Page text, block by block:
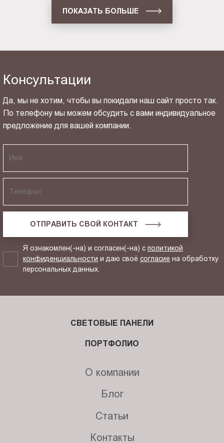
ПОКАЗАТЬ БОЛЬШЕ
Консультации
Да, мы не хотим, чтобы вы покидали наш сайт просто так.
По телефону мы можем обсудить с вами индивидуальное
предложение для вашей компании.
ОТПРАВИТЬ СВОЙ КОНТАКТ
Я ознакомлен(-на) и согласен(-на) сполитикой
конфиденциальности и даю своёсогласие на обработку
персональных данных.
СВЕТОВЫЕ ПАНЕЛИ
ПОРТФОЛИО
О компании
Блог
Статьи
Контакты